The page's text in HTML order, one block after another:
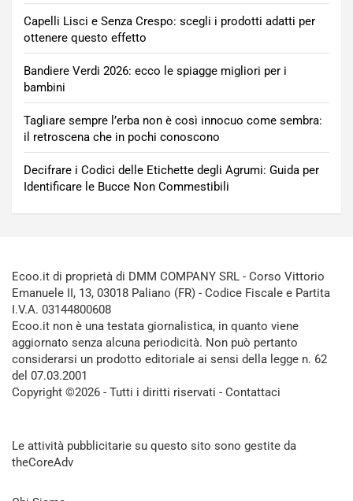
Capelli Lisci e Senza Crespo: scegli i prodotti adatti per
ottenere questo effetto
Bandiere Verdi 2026: ecco le spiagge migliori per i
bambini
Tagliare sempre l’erba non è così innocuo come sembra:
il retroscena che in pochi conoscono
Decifrare i Codici delle Etichette degli Agrumi: Guida per
Identificare le Bucce Non Commestibili
Ecoo.it di proprietà di DMM COMPANY SRL - Corso Vittorio
Emanuele II, 13, 03018 Paliano (FR) - Codice Fiscale e Partita
I.V.A. 03144800608
Ecoo.it non è una testata giornalistica, in quanto viene
aggiornato senza alcuna periodicità. Non può pertanto
considerarsi un prodotto editoriale ai sensi della legge n. 62
del 07.03.2001
Copyright ©2026 - Tutti i diritti riservati - Contattaci
Le attività pubblicitarie su questo sito sono gestite da
theCoreAdv